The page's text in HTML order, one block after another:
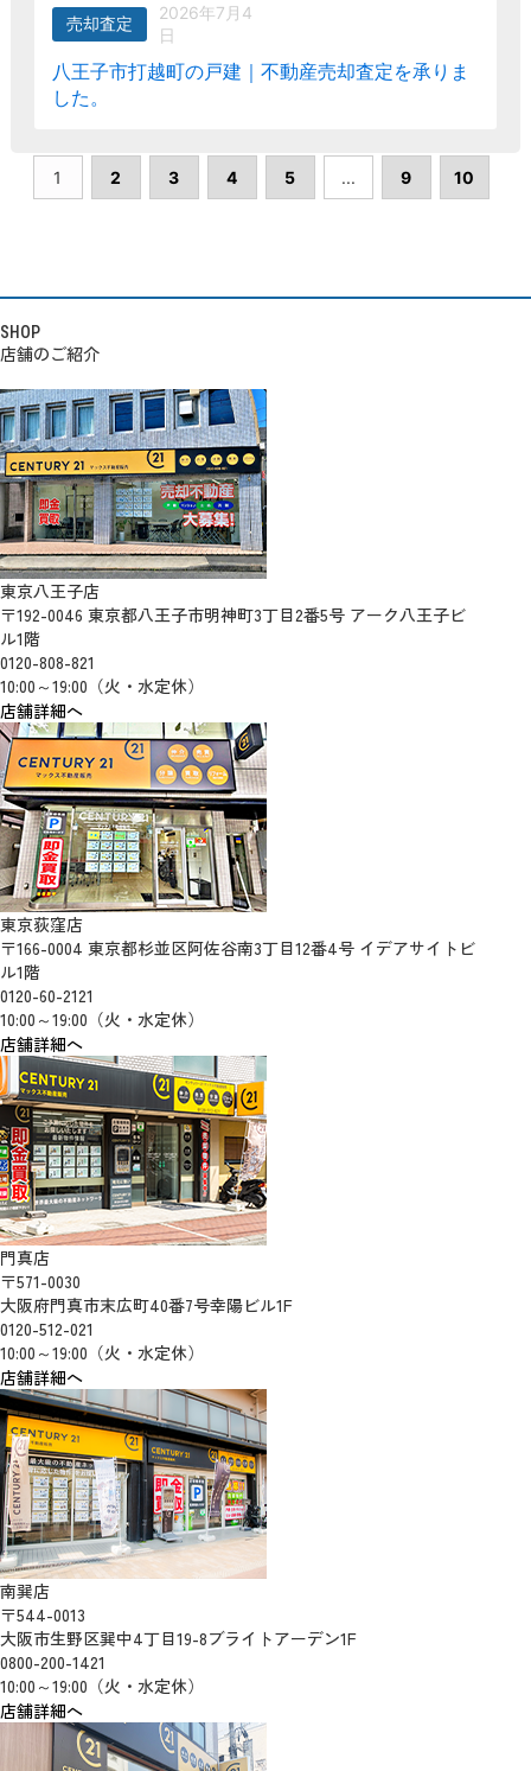
売却査定
2026年7月4
日
八王子市打越町の戸建｜不動産売却査定を承りま
した。
1 2 3 4 5 ... 9 10
SHOP
店舗のご紹介
東京八王子店
〒192-0046 東京都八王子市明神町3丁目2番5号 アーク八王子ビ
ル1階
0120-808-821
10:00～19:00（火・水定休）
店舗詳細へ
東京荻窪店
〒166-0004 東京都杉並区阿佐谷南3丁目12番4号 イデアサイトビ
ル1階
0120-60-2121
10:00～19:00（火・水定休）
店舗詳細へ
門真店
〒571-0030
大阪府門真市末広町40番7号幸陽ビル1F
0120-512-021
10:00～19:00（火・水定休）
店舗詳細へ
南巽店
〒544-0013
大阪市生野区巽中4丁目19-8ブライトアーデン1F
0800-200-1421
10:00～19:00（火・水定休）
店舗詳細へ